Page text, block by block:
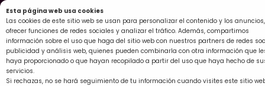
Esta página web usa cookies
Las cookies de este sitio web se usan para personalizar el contenido y los anuncios,
ofrecer funciones de redes sociales y analizar el tráfico. Además, compartimos
información sobre el uso que haga del sitio web con nuestros partners de redes
publicidad y análisis web, quienes pueden combinarla con otra información que
haya proporcionado o que hayan recopilado a partir del uso que haya hecho de
servicios.
Si rechazas, no se hará seguimiento de tu información cuando visites este sitio
Ir
al
contenido